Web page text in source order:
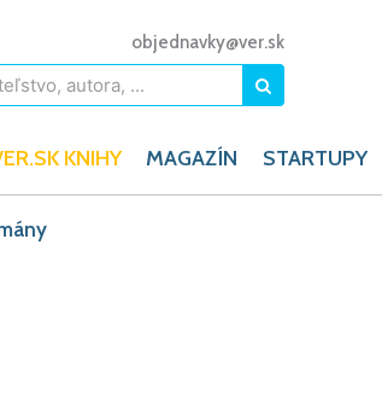
objednavky@ver.sk
KNIHY MAGAZÍN STARTUPY